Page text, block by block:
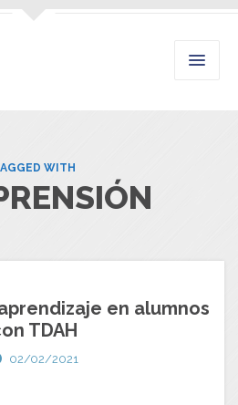
WITH
en alumnos
TDAH
02/02/2021